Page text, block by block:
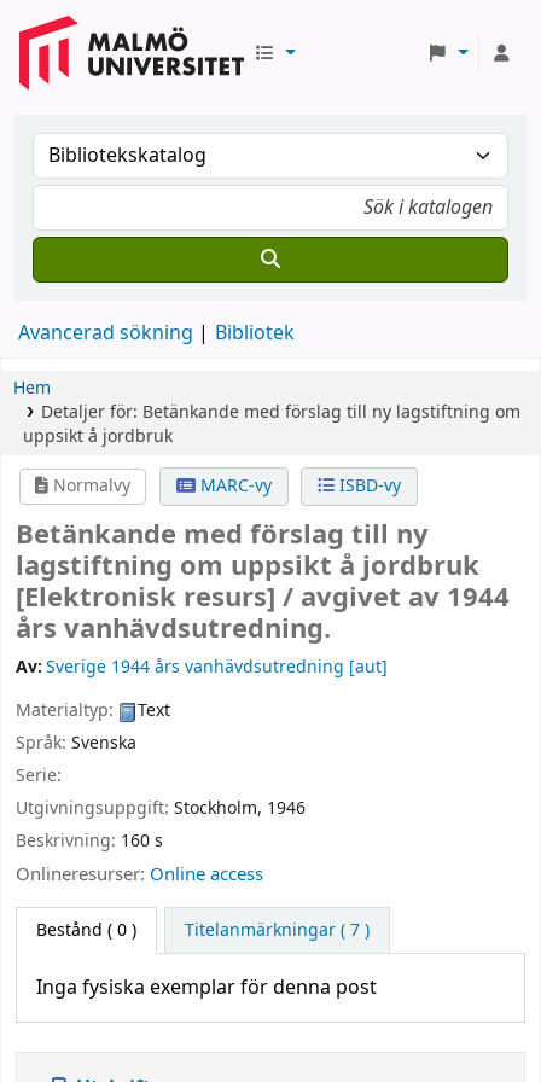
Avancerad sökning Bibliotek
Hem
Detaljer för: Betänkande med förslag till ny lagstiftning om
uppsikt å jordbruk
Normalvy
MARC-vy ISBD-vy
Betänkande med förslag till ny
lagstiftning om uppsikt å jordbruk
[Elektronisk resurs] / avgivet av 1944
års vanhävdsutredning.
Av:Sverige 1944 års vanhävdsutredning [aut]
Materialtyp:
Text
Språk: Svenska
Serie:
Utgivningsuppgift: Stockholm, 1946
Beskrivning: 160 s
Onlineresurser: Online access
Bestånd ( 0 ) Titelanmärkningar ( 7 )
Inga fysiska exemplar för denna post